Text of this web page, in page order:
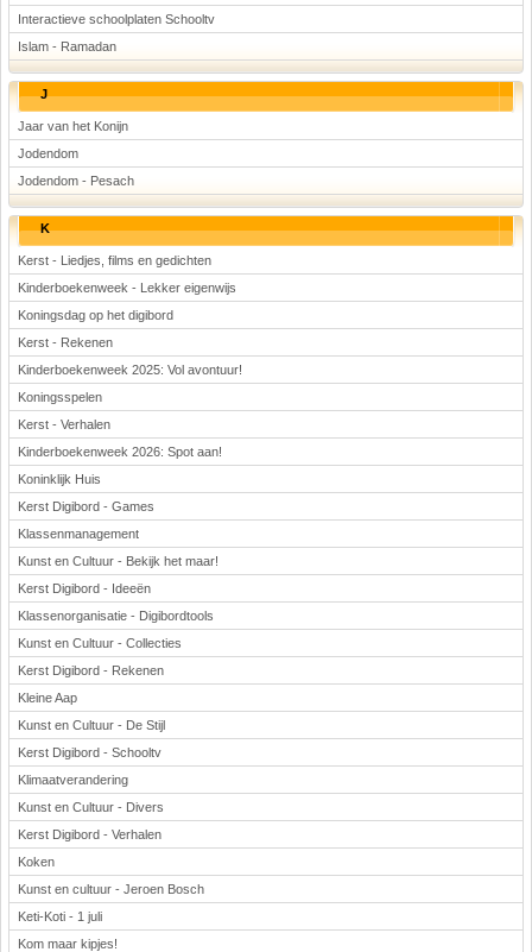
Interactieve schoolplaten Schooltv
Islam - Ramadan
J
Jaar van het Konijn
Jodendom
Jodendom - Pesach
K
Kerst - Liedjes, films en gedichten
Kinderboekenweek - Lekker eigenwijs
Koningsdag op het digibord
Kerst - Rekenen
Kinderboekenweek 2025: Vol avontuur!
Koningsspelen
Kerst - Verhalen
Kinderboekenweek 2026: Spot aan!
Koninklijk Huis
Kerst Digibord - Games
Klassenmanagement
Kunst en Cultuur - Bekijk het maar!
Kerst Digibord - Ideeën
Klassenorganisatie - Digibordtools
Kunst en Cultuur - Collecties
Kerst Digibord - Rekenen
Kleine Aap
Kunst en Cultuur - De Stijl
Kerst Digibord - Schooltv
Klimaatverandering
Kunst en Cultuur - Divers
Kerst Digibord - Verhalen
Koken
Kunst en cultuur - Jeroen Bosch
Keti-Koti - 1 juli
Kom maar kipjes!